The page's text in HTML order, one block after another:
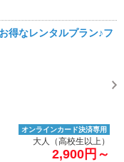
なレンタルプラン♪フ
オンラインカード決済専用
大人（高校生以上）
2,900円～